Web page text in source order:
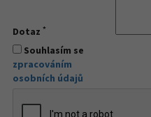
Dotaz *
Souhlasím se
zpracováním
osobních údajů